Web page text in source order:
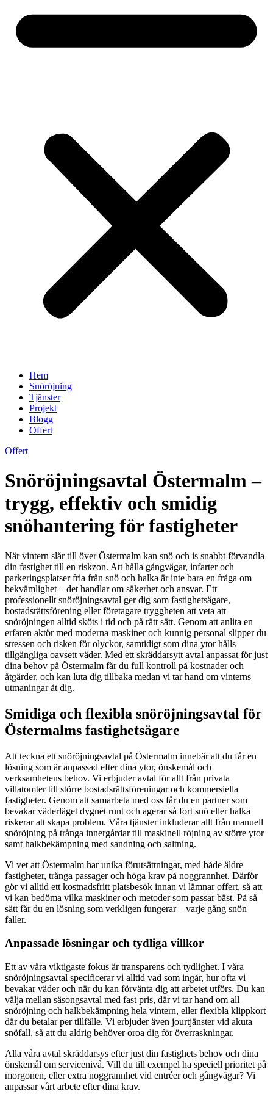
Hem
Snöröjning
Tjänster
Projekt
Blogg
Offert
Offert
Snöröjningsavtal Östermalm –
trygg, effektiv och smidig
snöhantering för fastigheter
När vintern slår till över Östermalm kan snö och is snabbt förvandla
din fastighet till en riskzon. Att hålla gångvägar, infarter och
parkeringsplatser fria från snö och halka är inte bara en fråga om
bekvämlighet – det handlar om säkerhet och ansvar. Ett
professionellt snöröjningsavtal ger dig som fastighetsägare,
bostadsrättsförening eller företagare tryggheten att veta att
snöröjningen alltid sköts i tid och på rätt sätt. Genom att anlita en
erfaren aktör med moderna maskiner och kunnig personal slipper du
stressen och risken för olyckor, samtidigt som dina ytor hålls
tillgängliga oavsett väder. Med ett skräddarsytt avtal anpassat för just
dina behov på Östermalm får du full kontroll på kostnader och
åtgärder, och kan luta dig tillbaka medan vi tar hand om vinterns
utmaningar åt dig.
Smidiga och flexibla snöröjningsavtal för
Östermalms fastighetsägare
Att teckna ett snöröjningsavtal på Östermalm innebär att du får en
lösning som är anpassad efter dina ytor, önskemål och
verksamhetens behov. Vi erbjuder avtal för allt från privata
villatomter till större bostadsrättsföreningar och kommersiella
fastigheter. Genom att samarbeta med oss får du en partner som
bevakar väderläget dygnet runt och agerar så fort snö eller halka
riskerar att skapa problem. Våra tjänster inkluderar allt från manuell
snöröjning på trånga innergårdar till maskinell röjning av större ytor
samt halkbekämpning med sandning och saltning.
Vi vet att Östermalm har unika förutsättningar, med både äldre
fastigheter, trånga passager och höga krav på noggrannhet. Därför
gör vi alltid ett kostnadsfritt platsbesök innan vi lämnar offert, så att
vi kan bedöma vilka maskiner och metoder som passar bäst. På så
sätt får du en lösning som verkligen fungerar – varje gång snön
faller.
Anpassade lösningar och tydliga villkor
Ett av våra viktigaste fokus är transparens och tydlighet. I våra
snöröjningsavtal specificerar vi alltid vad som ingår, hur ofta vi
bevakar väder och när du kan förvänta dig att arbetet utförs. Du kan
välja mellan säsongsavtal med fast pris, där vi tar hand om all
snöröjning och halkbekämpning hela vintern, eller flexibla klippkort
där du betalar per tillfälle. Vi erbjuder även jourtjänster vid akuta
snöfall, så att du aldrig behöver oroa dig för överraskningar.
Alla våra avtal skräddarsys efter just din fastighets behov och dina
önskemål om servicenivå. Vill du till exempel ha speciell prioritet på
morgonen, eller extra noggrannhet vid entréer och gångvägar? Vi
anpassar vårt arbete efter dina krav.